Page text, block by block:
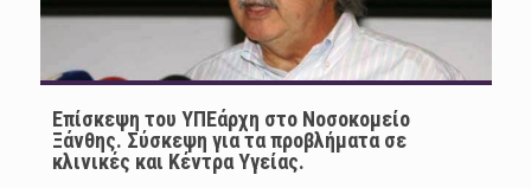
Επίσκεψη του ΥΠΕάρχη στο Νοσοκομείο
Ξάνθης. Σύσκεψη για τα προβλήματα σε
κλινικές και Κέντρα Υγείας.